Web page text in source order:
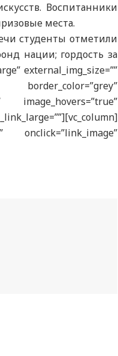
Воспитанники
места.
студенты отметили
нации; гордость за
external_img_size=””
image_hovers=”true”
onclick=”link_image”